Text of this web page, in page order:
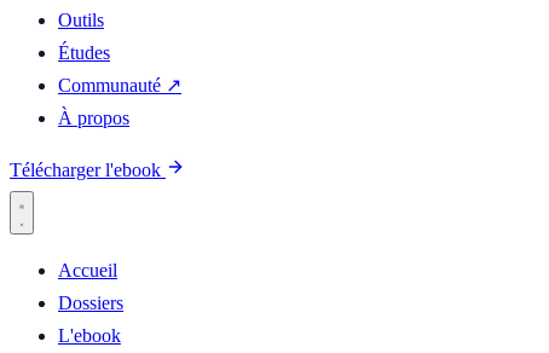
Outils
Études
Communauté ↗
À propos
Télécharger l'ebook
Accueil
Dossiers
L'ebook